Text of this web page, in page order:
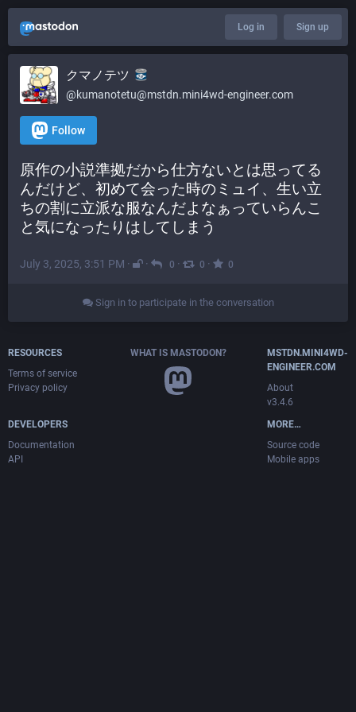
Log in Sign up
クマノテツ
@kumanotetu@mstdn.mini4wd-engineer.com
Follow
原作の小説準拠だから仕方ないとは思ってる
んだけど、初めて会った時のミュイ、生い立
ちの割に立派な服なんだよなぁっていらんこ
と気になったりはしてしまう
July 3, 2025, 3:51 PM · · 0 · 0 · 0
Sign in to participate in the conversation
RESOURCES
Terms of service
Privacy policy
DEVELOPERS
Documentation
API
WHAT IS MASTODON?
MSTDN.MINI4WD-
ENGINEER.COM
About
v3.4.6
MORE…
Source code
Mobile apps